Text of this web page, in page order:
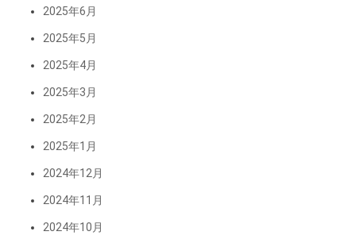
2025年6月
2025年5月
2025年4月
2025年3月
2025年2月
2025年1月
2024年12月
2024年11月
2024年10月